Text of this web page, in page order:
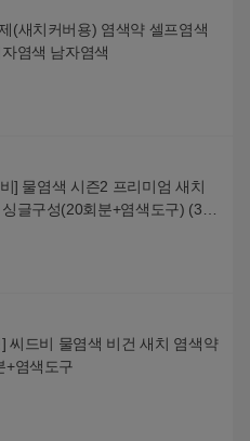
(새치커버용) 염색약 셀프염색
염색 남자염색
] 물염색 시즌2 프리미엄 새치
글구성(20회분+염색도구) (373
씨드비 물염색 비건 새치 염색약
+염색도구